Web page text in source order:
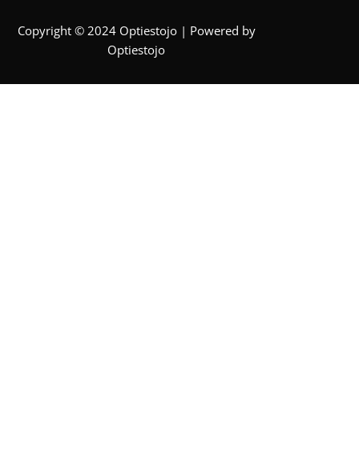
Copyright © 2024 Optiestojo | Powered by
Optiestojo